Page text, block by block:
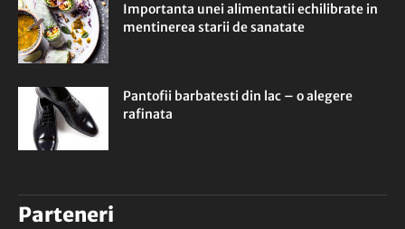
Importanta unei alimentatii echilibrate in
mentinerea starii de sanatate
Pantofii barbatesti din lac – o alegere
rafinata
Parteneri